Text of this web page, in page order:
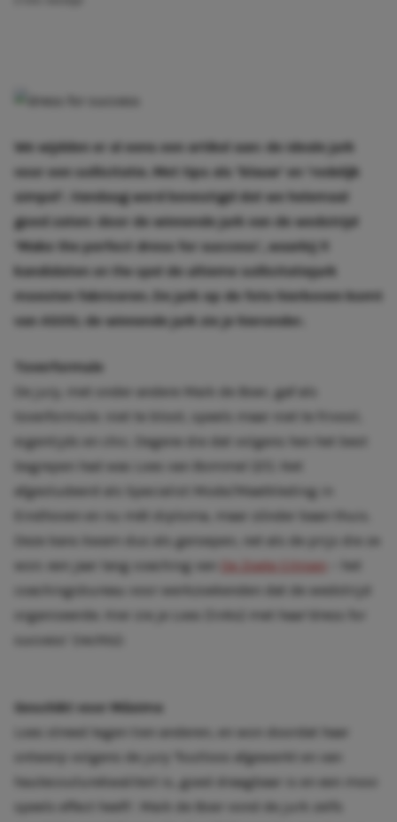
We wijdden er al eens een artikel aan:
de ideale jurk
voor een sollicitatie
. Met tips als ‘ blauw
‘ en ‘redelijk
simpel’. Vandaag werd bevestigd dat we helemaal
goed zaten: door de winnende jurk van de wedstrijd
‘Make the perfect dress for success’, waarbij 11
kandidaten on the spot de ultieme sollicitatiejurk
moesten fabriceren. De jurk op de foto hierboven komt
van
ASOS ; de winnende jurk zie je hieronder.
Toverformule
De jury, met onder andere Maik de Boer, gaf als
toverformule: niet te bloot, speels maar niet te frivool,
eigentijds en chic. Degene die dat volgens hen het best
begrepen had was Loes van Bommel (21). Net
afgestudeerd als Specialist Mode/Maatkleding in
Eindhoven en nu mét diploma, maar zónder baan thuis.
Deze kans kwam dus als geroepen, net als de prijs die ze
won: een jaar lang coaching van
De Zoete Citroen
– het
coachingsbureau voor werkzoekenden dat de wedstrijd
organiseerde. Hier zie je Loes (links) met haar’dress for
Geschikt voor Máxima
Loes streed tegen tien anderen, en won doordat haar
ontwerp volgens de jury ‘foutloos afgewerkt en van
hautecouturekwaliteit is, goed draagbaar is en een mooi
speels effect heeft’. Maik de Boer vond de jurk zelfs